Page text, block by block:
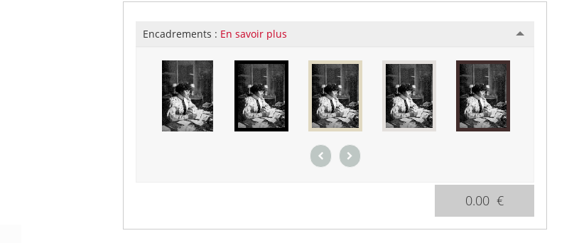
Encadrements : En savoir plus
0.00 €